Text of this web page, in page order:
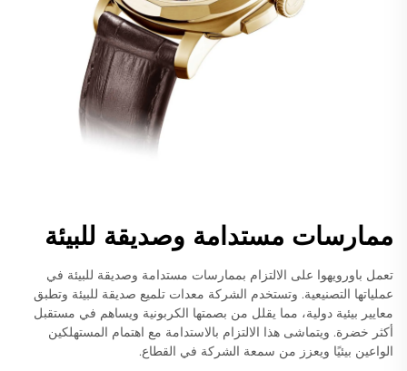
ممارسات مستدامة وصديقة للبيئة
تعمل باورويهوا على الالتزام بممارسات مستدامة وصديقة للبيئة في
عملياتها التصنيعية. وتستخدم الشركة معدات تلميع صديقة للبيئة وتطبق
معايير بيئية دولية، مما يقلل من بصمتها الكربونية ويساهم في مستقبل
أكثر خضرة. ويتماشى هذا الالتزام بالاستدامة مع اهتمام المستهلكين
الواعين بيئيًا ويعزز من سمعة الشركة في القطاع.